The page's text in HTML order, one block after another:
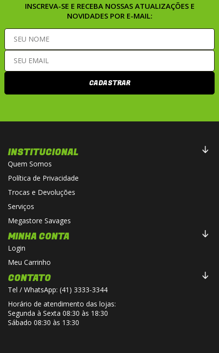
INSCREVA-SE E RECEBA NOSSAS ATUALIZAÇÕES E
NOVIDADES POR E-MAIL:
CADASTRAR
INSTITUCIONAL
Quem Somos
Política de Privacidade
Trocas e Devoluções
Serviços
Megastore Savages
MINHA CONTA
Login
Meu Carrinho
CONTATO
Tel / WhatsApp: (41) 3333-3344
Horário de atendimento das lojas:
Segunda à Sexta 08:30 às 18:30
Sábado 08:30 às 13:30